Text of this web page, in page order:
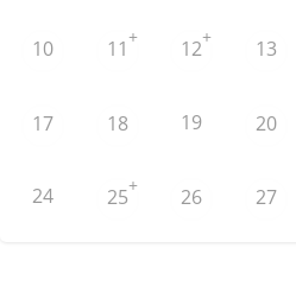
10 11+ 12+ 13
17 18 19 20
24 25+ 26 27